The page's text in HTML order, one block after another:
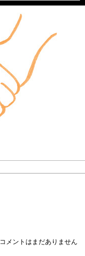
コメントはまだありません